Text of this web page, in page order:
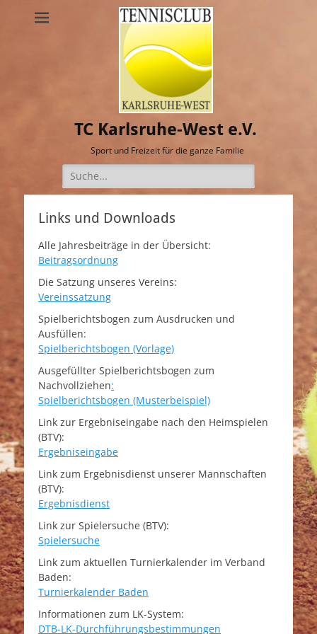
TC Karlsruhe-West e.V.
Sport und Freizeit für die ganze Familie
Suche
nach:
Links und Downloads
Alle Jahresbeiträge in der Übersicht:
Beitragsordnung
Die Satzung unseres Vereins:
Vereinssatzung
Spielberichtsbogen zum Ausdrucken und
Ausfüllen:
Spielberichtsbogen (Vorlage)
Ausgefüllter Spielberichtsbogen zum
Nachvollziehen:
Spielberichtsbogen (Musterbeispiel)
Link zur Ergebniseingabe nach den Heimspielen
(BTV):
Ergebniseingabe
Link zum Ergebnisdienst unserer Mannschaften
(BTV):
Ergebnisdienst
Link zur Spielersuche (BTV):
Spielersuche
Link zum aktuellen Turnierkalender im Verband
Baden:
Turnierkalender Baden
Informationen zum LK-System:
DTB-LK-Durchführungsbestimmungen